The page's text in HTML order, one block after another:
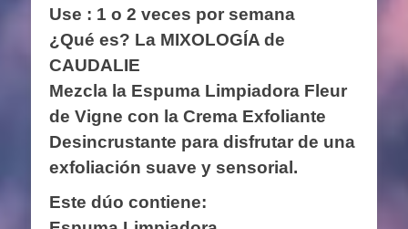
Use : 1 o 2 veces por semana
¿Qué es? La MIXOLOGÍA de
CAUDALIE
Mezcla la Espuma Limpiadora Fleur
de Vigne con la Crema Exfoliante
Desincrustante para disfrutar de una
exfoliación suave y sensorial.
Este dúo contiene: